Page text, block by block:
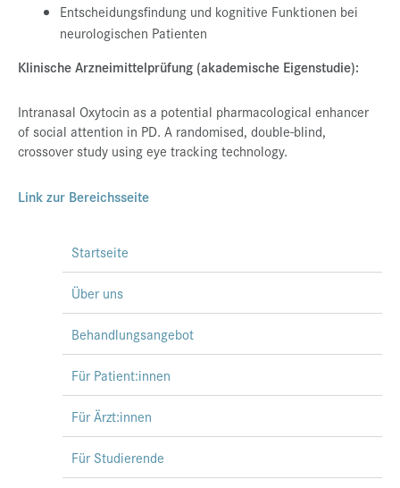
Entscheidungsfindung und kognitive Funktionen bei
neurologischen Patienten
Klinische Arzneimittelprüfung (akademische Eigenstudie):
Intranasal Oxytocin as a potential pharmacological enhancer
of social attention in PD. A randomised, double-blind,
crossover study using eye tracking technology.
Link zur Bereichsseite
Startseite
Über uns
Behandlungsangebot
Für Patient:innen
Für Ärzt:innen
Für Studierende